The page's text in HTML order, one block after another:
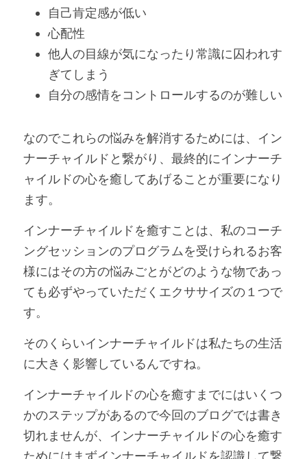
自己肯定感が低い
心配性
他人の目線が気になったり常識に囚われす
ぎてしまう
自分の感情をコントロールするのが難しい
なのでこれらの悩みを解消するためには、イン
ナーチャイルドと繋がり、最終的にインナーチ
ャイルドの心を癒してあげることが重要になり
ます。
インナーチャイルドを癒すことは、私のコーチ
ングセッションのプログラムを受けられるお客
様にはその方の悩みごとがどのような物であっ
ても必ずやっていただくエクササイズの１つで
す。
そのくらいインナーチャイルドは私たちの生活
に大きく影響しているんですね。
インナーチャイルドの心を癒すまでにはいくつ
かのステップがあるので今回のブログでは書き
切れませんが、インナーチャイルドの心を癒す
ためにはまずインナーチャイルドを認識して繋